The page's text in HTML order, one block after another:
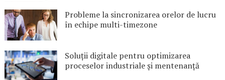
Probleme la sincronizarea orelor de lucru
în echipe multi-timezone
Soluții digitale pentru optimizarea
proceselor industriale și mentenanță